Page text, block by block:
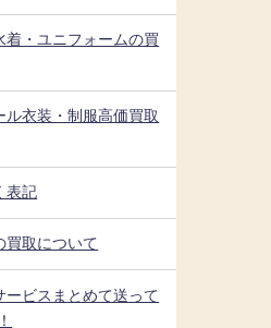
着・ユニフォームの買
衣装・制服高価買取
表記
買取について
ービスまとめて送って